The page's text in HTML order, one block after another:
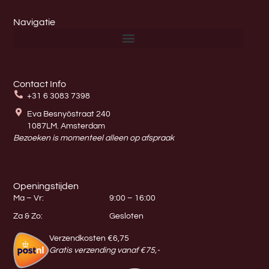
Navigatie
Contact Info
+31 6 3083 7398
Eva Besnyöstraat 240
1087LM. Amsterdam
Bezoeken is momenteel alleen op afspraak
Openingstijden
Ma – Vr: 9:00 – 16:00
Za & Zo: Gesloten
Verzendkosten €6,75
Gratis verzending vanaf €75,-